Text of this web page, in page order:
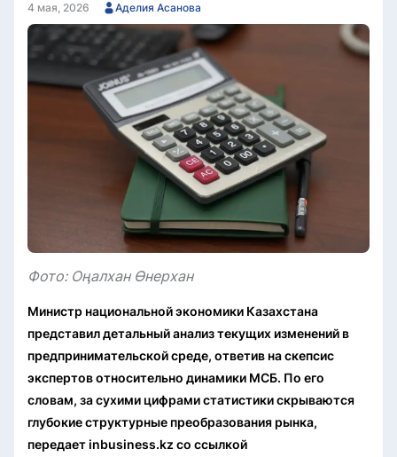
Этический кодекс
Служу стране
4 мая, 2026 Аделия Асанова
Фото: Оңалхан Өнерхан
Министр национальной экономики Казахстана
представил детальный анализ текущих изменений в
предпринимательской среде, ответив на скепсис
экспертов относительно динамики МСБ. По его
словам, за сухими цифрами статистики скрываются
глубокие структурные преобразования рынка,
передает inbusiness.kz со ссылкой